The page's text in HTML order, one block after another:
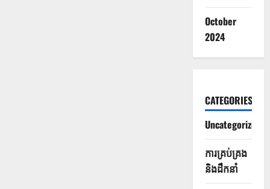
October
2024
CATEGORIES
Uncategorized
ការគ្រប់គ្រង
និងដឹកនាំ